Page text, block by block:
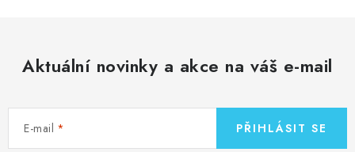
Aktuální novinky a akce na váš e-mail
E-mail PŘIHLÁSIT SE